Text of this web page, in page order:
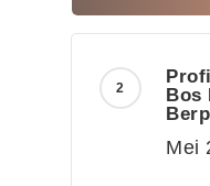
Bos
Mei